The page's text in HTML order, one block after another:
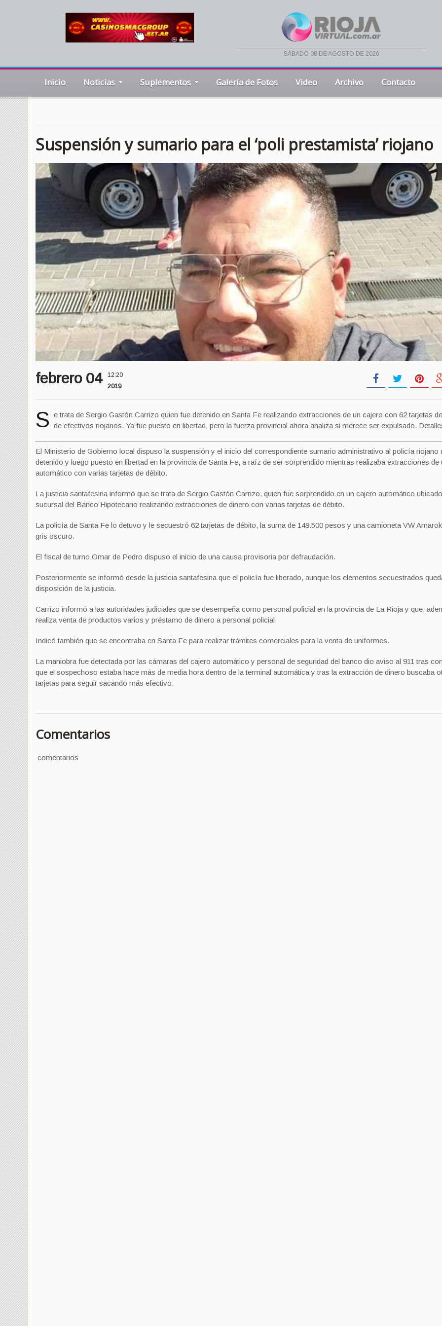
sábado 08 de agosto de 2026
Inicio Noticias Suplementos Galería de Fotos Video Archivo Contacto
Suspensión y sumario para el ‘poli prestamista’ riojano
febrero 04 12:20
2019
S e trata de Sergio Gastón Carrizo quien fue detenido en Santa Fe realizando extracciones de un cajero con 62 tarjetas
de efectivos riojanos. Ya fue puesto en libertad, pero la fuerza provincial ahora analiza si merece ser expulsado.
El Ministerio de Gobierno local dispuso la suspensión y el inicio del correspondiente sumario administrativo al policía riojano
detenido y luego puesto en libertad en la provincia de Santa Fe, a raíz de ser sorprendido mientras realizaba extracciones de
automático con varias tarjetas de débito.
La justicia santafesina informó que se trata de Sergio Gastón Carrizo, quien fue sorprendido en un cajero automático
sucursal del Banco Hipotecario realizando extracciones de dinero con varias tarjetas de débito.
La policía de Santa Fe lo detuvo y le secuestró 62 tarjetas de débito, la suma de 149.500 pesos y una camioneta VW
gris oscuro.
El fiscal de turno Omar de Pedro dispuso el inicio de una causa provisoria por defraudación.
Posteriormente se informó desde la justicia santafesina que el policía fue liberado, aunque los elementos secuestrados
disposición de la justicia.
Carrizo informó a las autoridades judiciales que se desempeña como personal policial en la provincia de La Rioja y que,
realiza venta de productos varios y préstamo de dinero a personal policial.
Indicó también que se encontraba en Santa Fe para realizar trámites comerciales para la venta de uniformes.
La maniobra fue detectada por las cámaras del cajero automático y personal de seguridad del banco dio aviso al 911 tras
que el sospechoso estaba hace más de media hora dentro de la terminal automática y tras la extracción de dinero buscaba
tarjetas para seguir sacando más efectivo.
Comentarios
comentarios